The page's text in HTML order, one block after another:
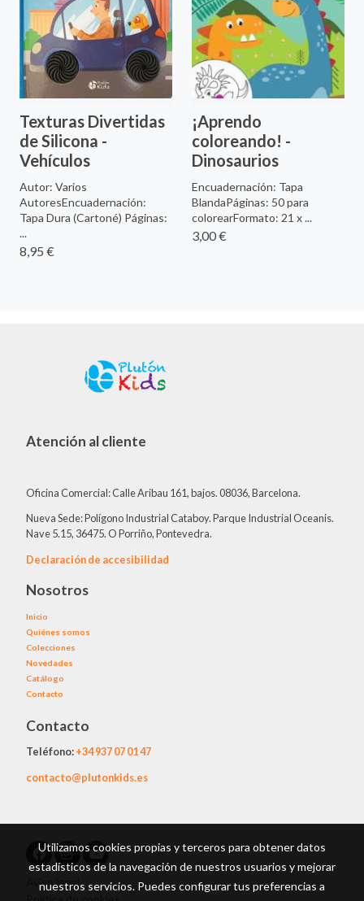
Texturas Divertidas
de Silicona -
Vehículos
Autor: Varios
AutoresEncuadernación:
Tapa Dura (Cartoné) Páginas:
...
8,95 €
¡Aprendo
coloreando! -
Dinosaurios
Encuadernación: Tapa
BlandaPáginas: 50 para
colorearFormato: 21 x ...
3,00 €
Atención al cliente
Oficina Comercial: Calle Aribau 161, bajos. 08036, Barcelona.
Nueva Sede: Polígono Industrial Cataboy. Parque Industrial Oceanis.
Nave 5.15, 36475. O Porriño, Pontevedra.
Declaración de accesibilidad
Nosotros
Inicio
Quiénes somos
Colecciones
Novedades
Catálogo
Contacto
Contacto
Teléfono:+34937 07 01 47
contacto@plutonkids.es
Aviso legal
Utilizamos cookies propias y terceros para obtener datos
estadísticos de la navegación de nuestros usuarios y mejorar
nuestros servicios. Puedes configurar tus preferencias a